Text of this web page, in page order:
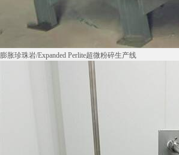
膨胀珍珠岩/Expanded Perlite超微粉碎生产线